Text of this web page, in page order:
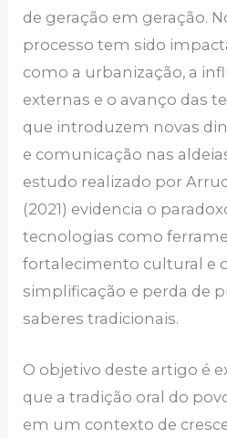
de geração em geração.
processo tem sido
como a urbanização, a
externas e o avanço das
que introduzem novas
e comunicação nas
estudo realizado por
(2021) evidencia o
tecnologias como
fortalecimento cultural e
simplificação e perda de
saberes tradicionais.
O objetivo deste artigo é
que a tradição oral do
em um contexto de